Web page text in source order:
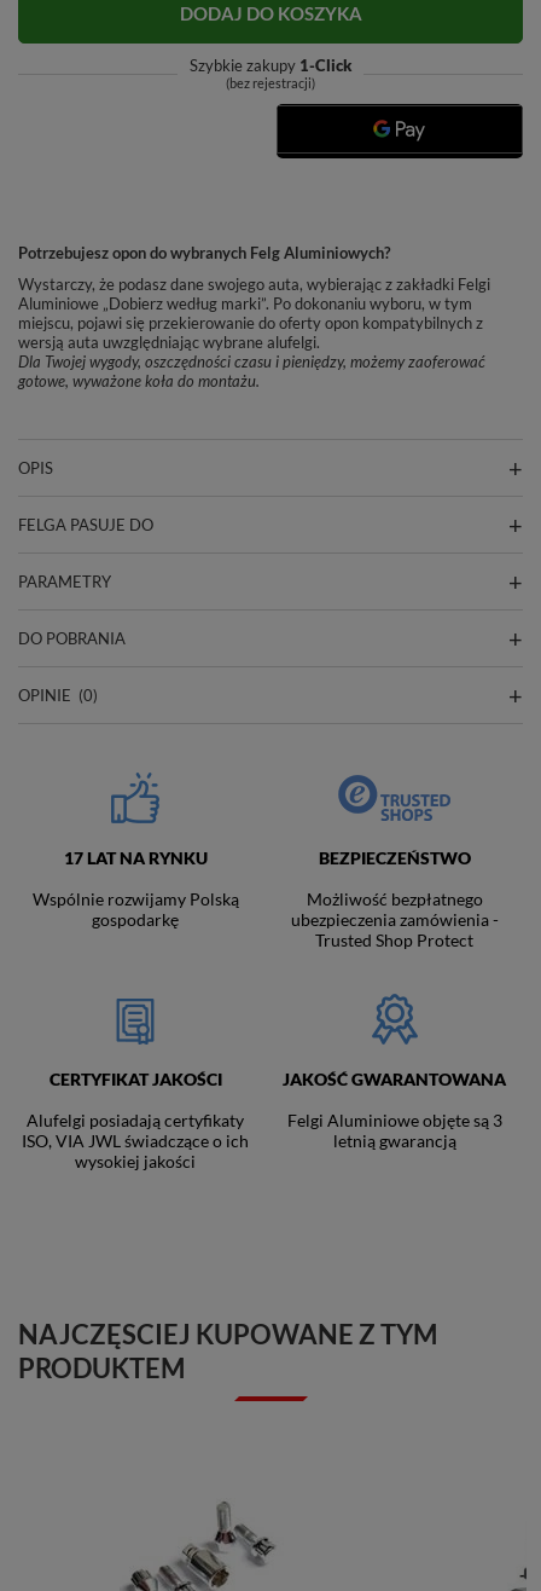
DODAJ DO KOSZYKA
Szybkie zakupy 1-Click
(bez rejestracji)
Potrzebujesz opon do wybranych Felg Aluminiowych?
Wystarczy, że podasz dane swojego auta, wybierając z zakładki Felgi
Aluminiowe „Dobierz według marki”. Po dokonaniu wyboru, w tym
miejscu, pojawi się przekierowanie do oferty opon kompatybilnych z
wersją auta uwzględniając wybrane alufelgi.
Dla Twojej wygody, oszczędności czasu i pieniędzy, możemy zaoferować
gotowe, wyważone koła do montażu.
OPIS
FELGA PASUJE DO
PARAMETRY
DO POBRANIA
OPINIE (0)
17 LAT NA RYNKU
Wspólnie rozwijamy Polską
gospodarkę
BEZPIECZEŃSTWO
Możliwość bezpłatnego
ubezpieczenia zamówienia -
Trusted Shop Protect
CERTYFIKAT JAKOŚCI
Alufelgi posiadają certyfikaty
ISO, VIA JWL świadczące o ich
wysokiej jakości
JAKOŚĆ GWARANTOWANA
Felgi Aluminiowe objęte są 3
letnią gwarancją
NAJCZĘSCIEJ KUPOWANE Z TYM
PRODUKTEM